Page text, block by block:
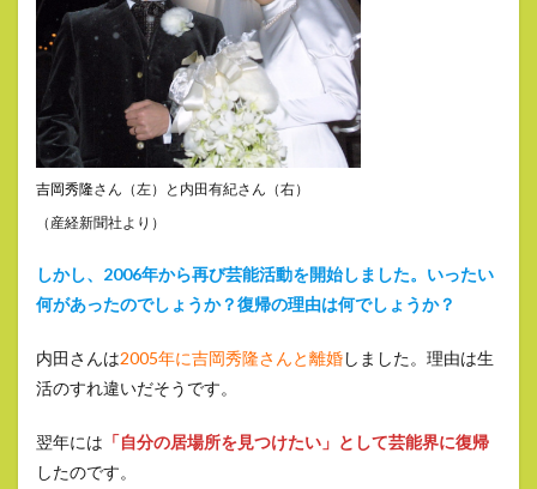
吉岡秀隆さん（左）と内田有紀さん（右）
（産経新聞社より）
しかし、2006年から再び芸能活動を開始しました。いったい
何があったのでしょうか？復帰の理由は何でしょうか？
内田さんは2005年に吉岡秀隆さんと離婚しました。理由は生
活のすれ違いだそうです。
翌年には 「自分の居場所を見つけたい」として芸能界に復帰
したのです。